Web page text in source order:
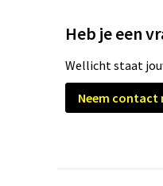
Heb je een
Wellicht staat
Neem contact